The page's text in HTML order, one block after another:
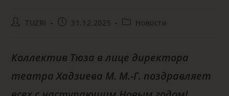
TUZRI 31.12.2025 Новости
Коллектив Тюза в лице директора
театра Хадзиева М. М.-Г. поздравляет